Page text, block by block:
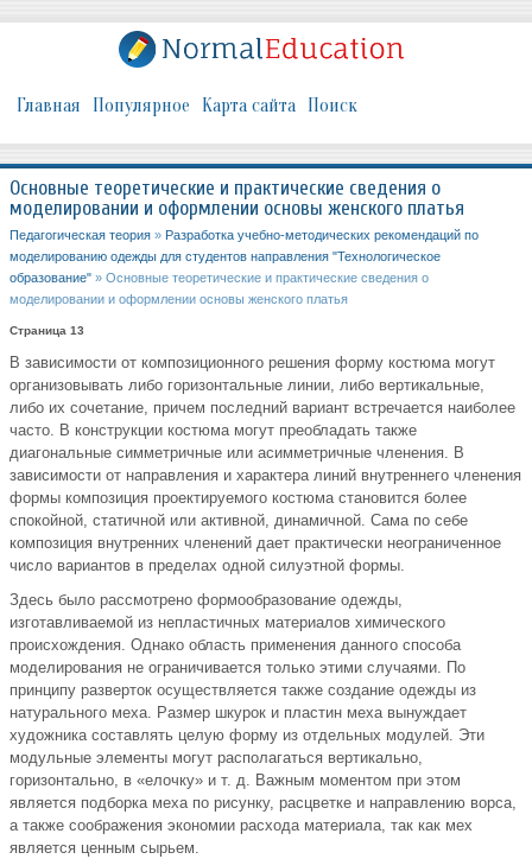
Главная Популярное Карта сайта Поиск
Основные теоретические и практические сведения о
моделировании и оформлении основы женского платья
Педагогическая теория » Разработка учебно-методических рекомендаций по
моделированию одежды для студентов направления "Технологическое
образование" » Основные теоретические и практические сведения о
моделировании и оформлении основы женского платья
Страница 13
В зависимости от композиционного решения форму костюма могут
организовывать либо горизонтальные линии, либо вертикальные,
либо их сочетание, причем последний вариант встречается наиболее
часто. В конструкции костюма могут преобладать также
диагональные симметричные или асимметричные членения. В
зависимости от направления и характера линий внутреннего членения
формы композиция проектируемого костюма становится более
спокойной, статичной или активной, динамичной. Сама по себе
композиция внутренних членений дает практически неограниченное
число вариантов в пределах одной силуэтной формы.
Здесь было рассмотрено формообразование одежды,
изготавливаемой из непластичных материалов химического
происхождения. Однако область применения данного способа
моделирования не ограничивается только этими случаями. По
принципу разверток осуществляется также создание одежды из
натурального меха. Размер шкурок и пластин меха вынуждает
художника составлять целую форму из отдельных модулей. Эти
модульные элементы могут располагаться вертикально,
горизонтально, в «елочку» и т. д. Важным моментом при этом
является подборка меха по рисунку, расцветке и направлению ворса,
а также соображения экономии расхода материала, так как мех
является ценным сырьем.